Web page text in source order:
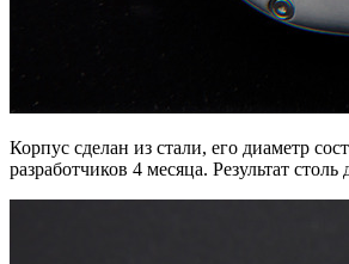
Корпус сделан из стали, его диаметр
разработчиков 4 месяца. Результат